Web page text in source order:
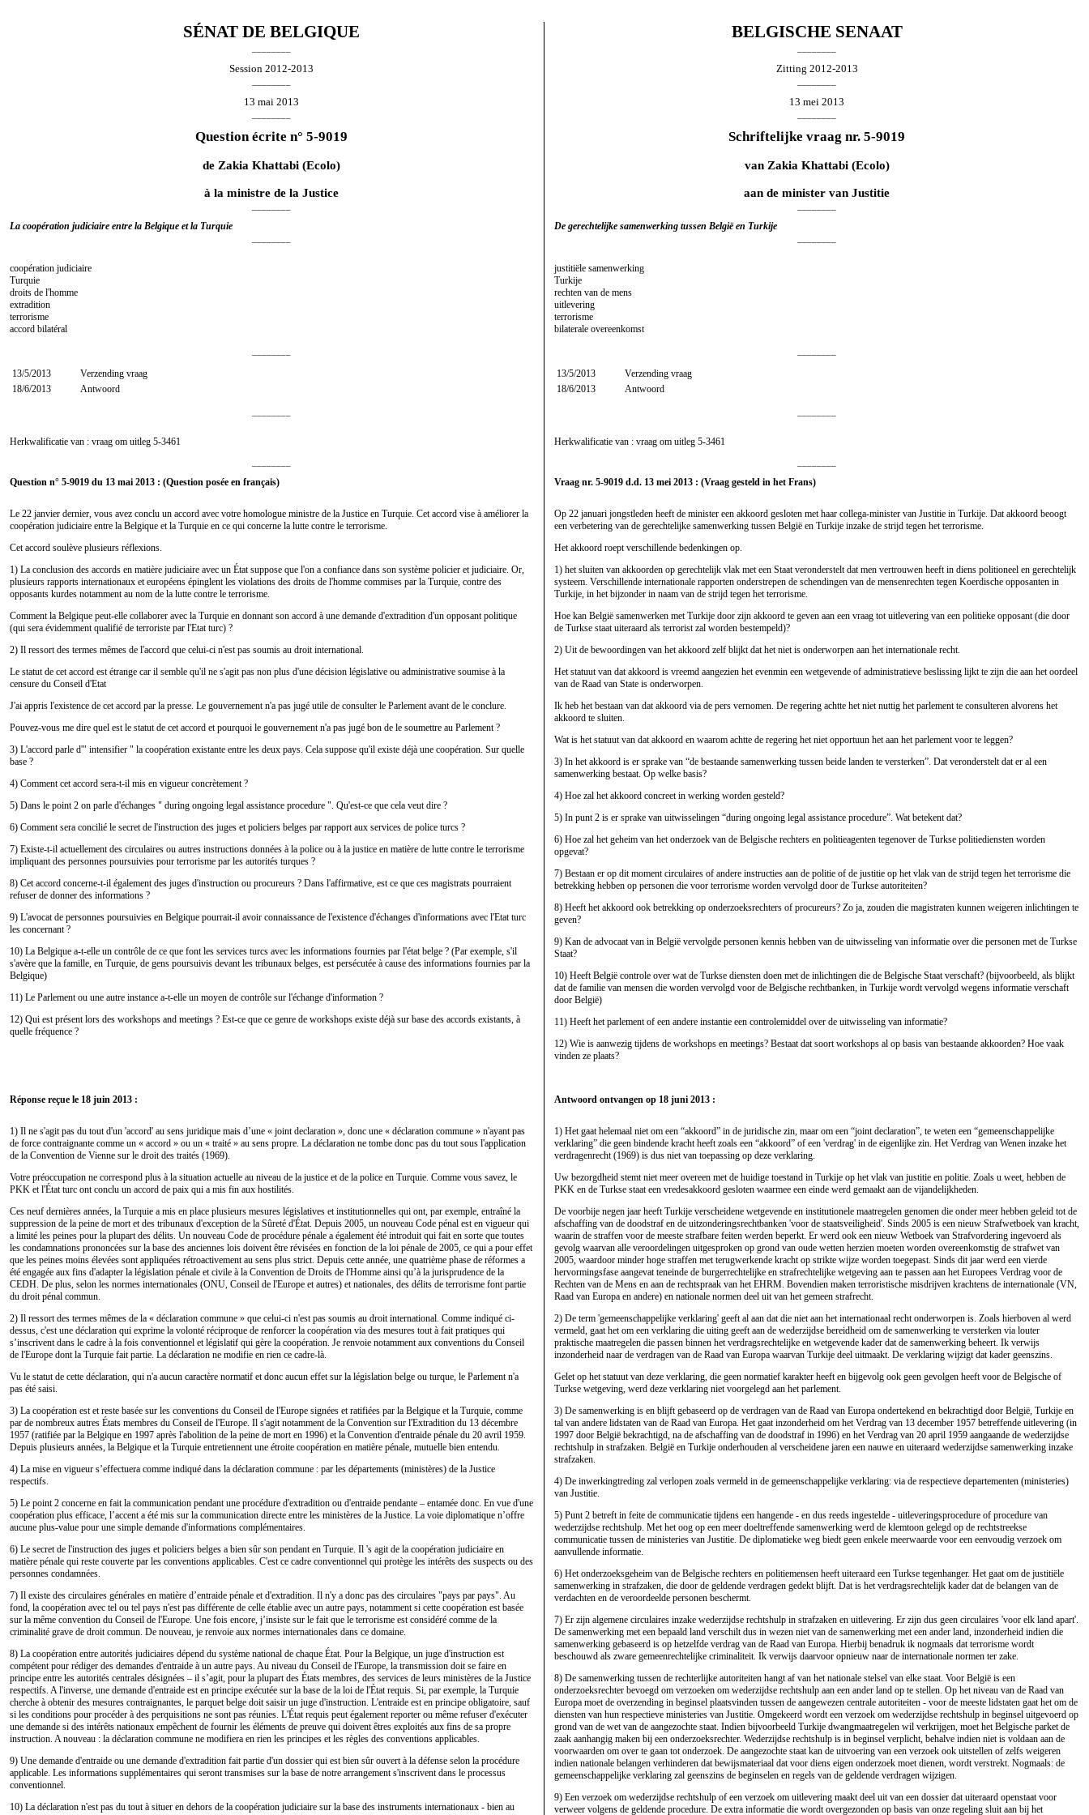
SÉNAT DE BELGIQUE BELGISCHE SENAAT
Session 2012-2013 Zitting 2012-2013
13 mai 2013 13 mei 2013
Question écrite n° 5-9019 Schriftelijke vraag nr. 5-9019
de Zakia Khattabi (Ecolo) van Zakia Khattabi(Ecolo)
à la ministre de la Justice aan de minister van Justitie
La coopération judiciaire entre la Belgique et la Turquie De gerechtelijke samenwerking tussen België en Turkije
coopération judiciaire
Turquie
droits de l'homme
extradition
terrorisme
accord bilatéral
justitiële samenwerking
Turkije
rechten van de mens
uitlevering
terrorisme
bilaterale overeenkomst
13/5/2013
Verzending vraag
18/6/2013
Antwoord
13/5/2013
Verzending vraag
18/6/2013
Antwoord
Herkwalificatie van : vraag om uitleg 5-3461 Herkwalificatie van : vraag om uitleg 5-3461
Question n° 5-9019 du 13 mai 2013 : (Question posée en français) Vraag nr. 5-9019 d.d. 13 mei 2013 : (Vraag gesteld in het Frans)
Le 22 janvier dernier, vous avez conclu un accord avec votre homologue ministre de la Justice en Turquie. Cet accord vise à améliorer la
coopération judiciaire entre la Belgique et la Turquie en ce qui concerne la lutte contre le terrorisme.
Cet accord soulève plusieurs réflexions.
1) La conclusion des accords en matière judiciaire avec un État suppose que l'on a confiance dans son système policier et judiciaire. Or,
plusieurs rapports internationaux et européens épinglent les violations des droits de l'homme commises par la Turquie, contre des
opposants kurdes notamment au nom de la lutte contre le terrorisme.
Comment la Belgique peut-elle collaborer avec la Turquie en donnant son accord à une demande d'extradition d'un opposant politique
(qui sera évidemment qualifié de terroriste par l'Etat turc) ?
2) Il ressort des termes mêmes de l'accord que celui-ci n'est pas soumis au droit international.
Le statut de cet accord est étrange car il semble qu'il ne s'agit pas non plus d'une décision législative ou administrative soumise à la
censure du Conseil d'Etat
J'ai appris l'existence de cet accord par la presse. Le gouvernement n'a pas jugé utile de consulter le Parlement avant de le conclure.
Pouvez-vous me dire quel est le statut de cet accord et pourquoi le gouvernement n'a pas jugé bon de le soumettre au Parlement ?
3) L'accord parle d'" intensifier " la coopération existante entre les deux pays. Cela suppose qu'il existe déjà une coopération. Sur quelle
base ?
4) Comment cet accord sera-t-il mis en vigueur concrètement ?
5) Dans le point 2 on parle d'échanges " during ongoing legal assistance procedure ". Qu'est-ce que cela veut dire ?
6) Comment sera concilié le secret de l'instruction des juges et policiers belges par rapport aux services de police turcs ?
7) Existe-t-il actuellement des circulaires ou autres instructions données à la police ou à la justice en matière de lutte contre le terrorisme
impliquant des personnes poursuivies pour terrorisme par les autorités turques ?
8) Cet accord concerne-t-il également des juges d'instruction ou procureurs ? Dans l'affirmative, est ce que ces magistrats pourraient
refuser de donner des informations ?
9) L'avocat de personnes poursuivies en Belgique pourrait-il avoir connaissance de l'existence d'échanges d'informations avec l'Etat turc
les concernant ?
10) La Belgique a-t-elle un contrôle de ce que font les services turcs avec les informations fournies par l'état belge ? (Par exemple, s'il
s'avère que la famille, en Turquie, de gens poursuivis devant les tribunaux belges, est persécutée à cause des informations fournies par la
Belgique)
11) Le Parlement ou une autre instance a-t-elle un moyen de contrôle sur l'échange d'information ?
12) Qui est présent lors des workshops and meetings ? Est-ce que ce genre de workshops existe déjà sur base des accords existants, à
quelle fréquence ?
Op 22 januari jongstleden heeft de minister een akkoord gesloten met haar collega-minister van Justitie in Turkije. Dat akkoord beoogt
een verbetering van de gerechtelijke samenwerking tussen België en Turkije inzake de strijd tegen het terrorisme.
Het akkoord roept verschillende bedenkingen op.
1) het sluiten van akkoorden op gerechtelijk vlak met een Staat veronderstelt dat men vertrouwen heeft in diens politioneel en gerechtelijk
systeem. Verschillende internationale rapporten onderstrepen de schendingen van de mensenrechten tegen Koerdische opposanten in
Turkije, in het bijzonder in naam van de strijd tegen het terrorisme.
Hoe kan België samenwerken met Turkije door zijn akkoord te geven aan een vraag tot uitlevering van een politieke opposant (die door
de Turkse staat uiteraard als terrorist zal worden bestempeld)?
2) Uit de bewoordingen van het akkoord zelf blijkt dat het niet is onderworpen aan het internationale recht.
Het statuut van dat akkoord is vreemd aangezien het evenmin een wetgevende of administratieve beslissing lijkt te zijn die aan het oordeel
van de Raad van State is onderworpen.
Ik heb het bestaan van dat akkoord via de pers vernomen. De regering achtte het niet nuttig het parlement te consulteren alvorens het
akkoord te sluiten.
Wat is het statuut van dat akkoord en waarom achtte de regering het niet opportuun het aan het parlement voor te leggen?
3) In het akkoord is er sprake van “de bestaande samenwerking tussen beide landen te versterken”. Dat veronderstelt dat er al een
samenwerking bestaat. Op welke basis?
4) Hoe zal het akkoord concreet in werking worden gesteld?
5) In punt 2 is er sprake van uitwisselingen “during ongoing legal assistance procedure”. Wat betekent dat?
6) Hoe zal het geheim van het onderzoek van de Belgische rechters en politieagenten tegenover de Turkse politiediensten worden
opgevat?
7) Bestaan er op dit moment circulaires of andere instructies aan de politie of de justitie op het vlak van de strijd tegen het terrorisme die
betrekking hebben op personen die voor terrorisme worden vervolgd door de Turkse autoriteiten?
8) Heeft het akkoord ook betrekking op onderzoeksrechters of procureurs? Zo ja, zouden die magistraten kunnen weigeren inlichtingen te
geven?
9) Kan de advocaat van in België vervolgde personen kennis hebben van de uitwisseling van informatie over die personen met de Turkse
Staat?
10) Heeft België controle over wat de Turkse diensten doen met de inlichtingen die de Belgische Staat verschaft? (bijvoorbeeld, als blijkt
dat de familie van mensen die worden vervolgd voor de Belgische rechtbanken, in Turkije wordt vervolgd wegens informatie verschaft
door België)
11) Heeft het parlement of een andere instantie een controlemiddel over de uitwisseling van informatie?
12) Wie is aanwezig tijdens de workshops en meetings? Bestaat dat soort workshops al op basis van bestaande akkoorden? Hoe vaak
vinden ze plaats?
Réponse reçue le 18 juin 2013 : Antwoord ontvangen op 18 juni 2013 :
1) Il ne s'agit pas du tout d'un 'accord' au sens juridique mais d’une « joint declaration », donc une « déclaration commune » n'ayant pas
de force contraignante comme un « accord » ou un « traité » au sens propre. La déclaration ne tombe donc pas du tout sous l'application
de la Convention de Vienne sur le droit des traités (1969).
Votre préoccupation ne correspond plus à la situation actuelle au niveau de la justice et de la police en Turquie. Comme vous savez, le
PKK et l'État turc ont conclu un accord de paix qui a mis fin aux hostilités.
Ces neuf dernières années, la Turquie a mis en place plusieurs mesures législatives et institutionnelles qui ont, par exemple, entraîné la
suppression de la peine de mort et des tribunaux d'exception de la Sûreté d'État. Depuis 2005, un nouveau Code pénal est en vigueur qui
a limité les peines pour la plupart des délits. Un nouveau Code de procédure pénale a également été introduit qui fait en sorte que toutes
les condamnations prononcées sur la base des anciennes lois doivent être révisées en fonction de la loi pénale de 2005, ce qui a pour effet
que les peines moins élevées sont appliquées rétroactivement au sens plus strict. Depuis cette année, une quatrième phase de réformes a
été engagée aux fins d'adapter la législation pénale et civile à la Convention de Droits de l'Homme ainsi qu’à la jurisprudence de la
CEDH. De plus, selon les normes internationales (ONU, Conseil de l'Europe et autres) et nationales, des délits de terrorisme font partie
du droit pénal commun.
2) Il ressort des termes mêmes de la « déclaration commune » que celui-ci n'est pas soumis au droit international. Comme indiqué ci-
dessus, c'est une déclaration qui exprime la volonté réciproque de renforcer la coopération via des mesures tout à fait pratiques qui
s’inscrivent dans le cadre à la fois conventionnel et législatif qui gère la coopération. Je renvoie notamment aux conventions du Conseil
de l'Europe dont la Turquie fait partie. La déclaration ne modifie en rien ce cadre-là.
Vu le statut de cette déclaration, qui n'a aucun caractère normatif et donc aucun effet sur la législation belge ou turque, le Parlement n'a
pas été saisi.
3) La coopération est et reste basée sur les conventions du Conseil de l'Europe signées et ratifiées par la Belgique et la Turquie, comme
par de nombreux autres États membres du Conseil de l'Europe. Il s'agit notamment de la Convention sur l'Extradition du 13 décembre
1957 (ratifiée par la Belgique en 1997 après l'abolition de la peine de mort en 1996) et la Convention d'entraide pénale du 20 avril 1959.
Depuis plusieurs années, la Belgique et la Turquie entretiennent une étroite coopération en matière pénale, mutuelle bien entendu.
4) La mise en vigueur s’effectuera comme indiqué dans la déclaration commune : par les départements (ministères) de la Justice
respectifs.
5) Le point 2 concerne en fait la communication pendant une procédure d'extradition ou d'entraide pendante – entamée donc. En vue d'une
coopération plus efficace, l’accent a été mis sur la communication directe entre les ministères de la Justice. La voie diplomatique n’offre
aucune plus-value pour une simple demande d'informations complémentaires.
6) Le secret de l'instruction des juges et policiers belges a bien sûr son pendant en Turquie. Il 's agit de la coopération judiciaire en
matière pénale qui reste couverte par les conventions applicables. C'est ce cadre conventionnel qui protège les intérêts des suspects ou des
personnes condamnées.
7) Il existe des circulaires générales en matière d’entraide pénale et d'extradition. Il n'y a donc pas des circulaires "pays par pays". Au
fond, la coopération avec tel ou tel pays n'est pas différente de celle établie avec un autre pays, notamment si cette coopération est basée
sur la même convention du Conseil de l'Europe. Une fois encore, j’insiste sur le fait que le terrorisme est considéré comme de la
criminalité grave de droit commun. De nouveau, je renvoie aux normes internationales dans ce domaine.
8) La coopération entre autorités judiciaires dépend du système national de chaque État. Pour la Belgique, un juge d'instruction est
compétent pour rédiger des demandes d'entraide à un autre pays. Au niveau du Conseil de l'Europe, la transmission doit se faire en
principe entre les autorités centrales désignées – il s’agit, pour la plupart des États membres, des services de leurs ministères de la Justice
respectifs. A l'inverse, une demande d'entraide est en principe exécutée sur la base de la loi de l'État requis. Si, par exemple, la Turquie
cherche à obtenir des mesures contraignantes, le parquet belge doit saisir un juge d'instruction. L'entraide est en principe obligatoire, sauf
si les conditions pour procéder à des perquisitions ne sont pas réunies. L'État requis peut également reporter ou même refuser d'exécuter
une demande si des intérêts nationaux empêchent de fournir les éléments de preuve qui doivent êtres exploités aux fins de sa propre
instruction. A nouveau : la déclaration commune ne modifiera en rien les principes et les règles des conventions applicables.
9) Une demande d'entraide ou une demande d'extradition fait partie d'un dossier qui est bien sûr ouvert à la défense selon la procédure
applicable. Les informations supplémentaires qui seront transmises sur la base de notre arrangement s'inscrivent dans le processus
conventionnel.
10) La déclaration n'est pas du tout à situer en dehors de la coopération judiciaire sur la base des instruments internationaux - bien au
1) Het gaat helemaal niet om een “akkoord” in de juridische zin, maar om een “joint declaration”, te weten een “gemeenschappelijke
verklaring” die geen bindende kracht heeft zoals een “akkoord” of een 'verdrag' in de eigenlijke zin. Het Verdrag van Wenen inzake het
verdragenrecht (1969) is dus niet van toepassing op deze verklaring.
Uw bezorgdheid stemt niet meer overeen met de huidige toestand in Turkije op het vlak van justitie en politie. Zoals u weet, hebben de
PKK en de Turkse staat een vredesakkoord gesloten waarmee een einde werd gemaakt aan de vijandelijkheden.
De voorbije negen jaar heeft Turkije verscheidene wetgevende en institutionele maatregelen genomen die onder meer hebben geleid tot de
afschaffing van de doodstraf en de uitzonderingsrechtbanken 'voor de staatsveiligheid'. Sinds 2005 is een nieuw Strafwetboek van kracht,
waarin de straffen voor de meeste strafbare feiten werden beperkt. Er werd ook een nieuw Wetboek van Strafvordering ingevoerd als
gevolg waarvan alle veroordelingen uitgesproken op grond van oude wetten herzien moeten worden overeenkomstig de strafwet van
2005, waardoor minder hoge straffen met terugwerkende kracht op strikte wijze worden toegepast. Sinds dit jaar werd een vierde
hervormingsfase aangevat teneinde de burgerrechtelijke en strafrechtelijke wetgeving aan te passen aan het Europees Verdrag voor de
Rechten van de Mens en aan de rechtspraak van het EHRM. Bovendien maken terroristische misdrijven krachtens de internationale (VN,
Raad van Europa en andere) en nationale normen deel uit van het gemeen strafrecht.
2) De term 'gemeenschappelijke verklaring' geeft al aan dat die niet aan het internationaal recht onderworpen is. Zoals hierboven al werd
vermeld, gaat het om een verklaring die uiting geeft aan de wederzijdse bereidheid om de samenwerking te versterken via louter
praktische maatregelen die passen binnen het verdragsrechtelijke en wetgevende kader dat de samenwerking beheert. Ik verwijs
inzonderheid naar de verdragen van de Raad van Europa waarvan Turkije deel uitmaakt. De verklaring wijzigt dat kader geenszins.
Gelet op het statuut van deze verklaring, die geen normatief karakter heeft en bijgevolg ook geen gevolgen heeft voor de Belgische of
Turkse wetgeving, werd deze verklaring niet voorgelegd aan het parlement.
3) De samenwerking is en blijft gebaseerd op de verdragen van de Raad van Europa ondertekend en bekrachtigd door België, Turkije en
tal van andere lidstaten van de Raad van Europa. Het gaat inzonderheid om het Verdrag van 13 december 1957 betreffende uitlevering (in
1997 door België bekrachtigd, na de afschaffing van de doodstraf in 1996) en het Verdrag van 20 april 1959 aangaande de wederzijdse
rechtshulp in strafzaken. België en Turkije onderhouden al verscheidene jaren een nauwe en uiteraard wederzijdse samenwerking inzake
strafzaken.
4) De inwerkingtreding zal verlopen zoals vermeld in de gemeenschappelijke verklaring: via de respectieve departementen (ministeries)
van Justitie.
5) Punt 2 betreft in feite de communicatie tijdens een hangende - en dus reeds ingestelde - uitleveringsprocedure of procedure van
wederzijdse rechtshulp. Met het oog op een meer doeltreffende samenwerking werd de klemtoon gelegd op de rechtstreekse
communicatie tussen de ministeries van Justitie. De diplomatieke weg biedt geen enkele meerwaarde voor een eenvoudig verzoek om
aanvullende informatie.
6) Het onderzoeksgeheim van de Belgische rechters en politiemensen heeft uiteraard een Turkse tegenhanger. Het gaat om de justitiële
samenwerking in strafzaken, die door de geldende verdragen gedekt blijft. Dat is het verdragsrechtelijk kader dat de belangen van de
verdachten en de veroordeelde personen beschermt.
7) Er zijn algemene circulaires inzake wederzijdse rechtshulp in strafzaken en uitlevering. Er zijn dus geen circulaires 'voor elk land apart'.
De samenwerking met een bepaald land verschilt dus in wezen niet van de samenwerking met een ander land, inzonderheid indien die
samenwerking gebaseerd is op hetzelfde verdrag van de Raad van Europa. Hierbij benadruk ik nogmaals dat terrorisme wordt
beschouwd als zware gemeenrechtelijke criminaliteit. Ik verwijs daarvoor opnieuw naar de internationale normen ter zake.
8) De samenwerking tussen de rechterlijke autoriteiten hangt af van het nationale stelsel van elke staat. Voor België is een
onderzoeksrechter bevoegd om verzoeken om wederzijdse rechtshulp aan een ander land op te stellen. Op het niveau van de Raad van
Europa moet de overzending in beginsel plaatsvinden tussen de aangewezen centrale autoriteiten - voor de meeste lidstaten gaat het om de
diensten van hun respectieve ministeries van Justitie. Omgekeerd wordt een verzoek om wederzijdse rechtshulp in beginsel uitgevoerd op
grond van de wet van de aangezochte staat. Indien bijvoorbeeld Turkije dwangmaatregelen wil verkrijgen, moet het Belgische parket de
zaak aanhangig maken bij een onderzoeksrechter. Wederzijdse rechtshulp is in beginsel verplicht, behalve indien niet is voldaan aan de
voorwaarden om over te gaan tot onderzoek. De aangezochte staat kan de uitvoering van een verzoek ook uitstellen of zelfs weigeren
indien nationale belangen verhinderen dat bewijsmateriaal dat voor diens eigen onderzoek moet dienen, wordt verstrekt. Nogmaals: de
gemeenschappelijke verklaring zal geenszins de beginselen en regels van de geldende verdragen wijzigen.
9) Een verzoek om wederzijdse rechtshulp of een verzoek om uitlevering maakt deel uit van een dossier dat uiteraard openstaat voor
verweer volgens de geldende procedure. De extra informatie die wordt overgezonden op basis van onze regeling sluit aan bij het